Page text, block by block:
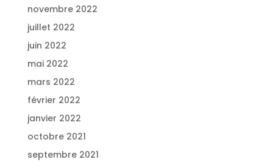
novembre 2022
juillet 2022
juin 2022
mai 2022
mars 2022
février 2022
janvier 2022
octobre 2021
septembre 2021